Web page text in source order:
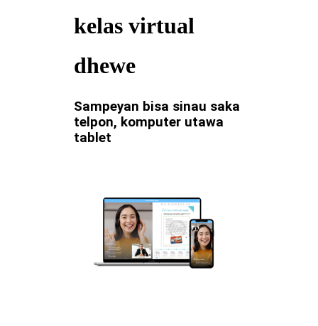
kelas virtual
dhewe
Sampeyan bisa sinau saka
telpon, komputer utawa
tablet